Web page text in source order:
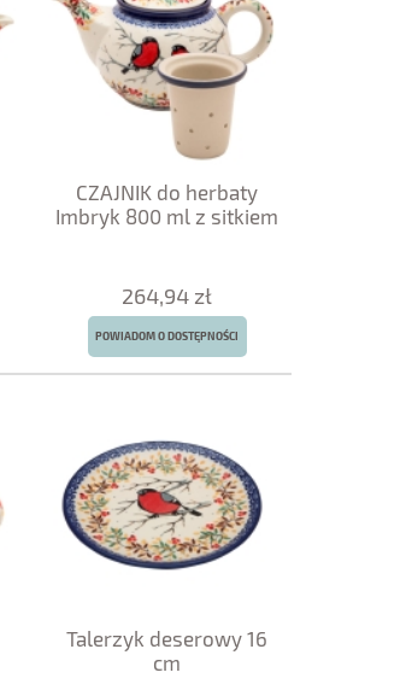
CZAJNIK do herbaty
Imbryk 800 ml z sitkiem
264,94 zł
POWIADOM O DOSTĘPNOŚCI
Talerzyk deserowy 16
cm